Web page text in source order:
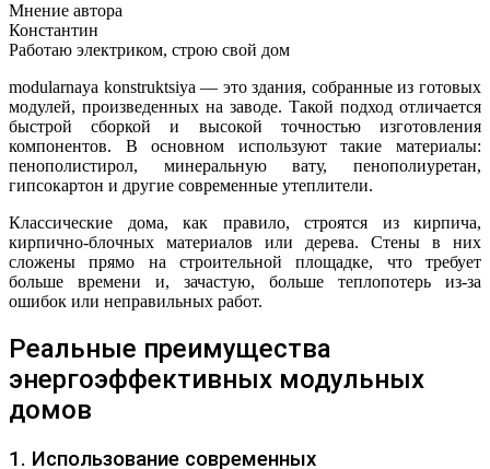
Мнение автора
Константин
Работаю электриком, строю свой дом
modularnaya konstruktsiya — это здания, собранные из готовых
модулей, произведенных на заводе. Такой подход отличается
быстрой сборкой и высокой точностью изготовления
компонентов. В основном используют такие материалы:
пенополистирол, минеральную вату, пенополиуретан,
гипсокартон и другие современные утеплители.
Классические дома, как правило, строятся из кирпича,
кирпично-блочных материалов или дерева. Стены в них
сложены прямо на строительной площадке, что требует
больше времени и, зачастую, больше теплопотерь из-за
ошибок или неправильных работ.
Реальные преимущества
энергоэффективных модульных
домов
1. Использование современных